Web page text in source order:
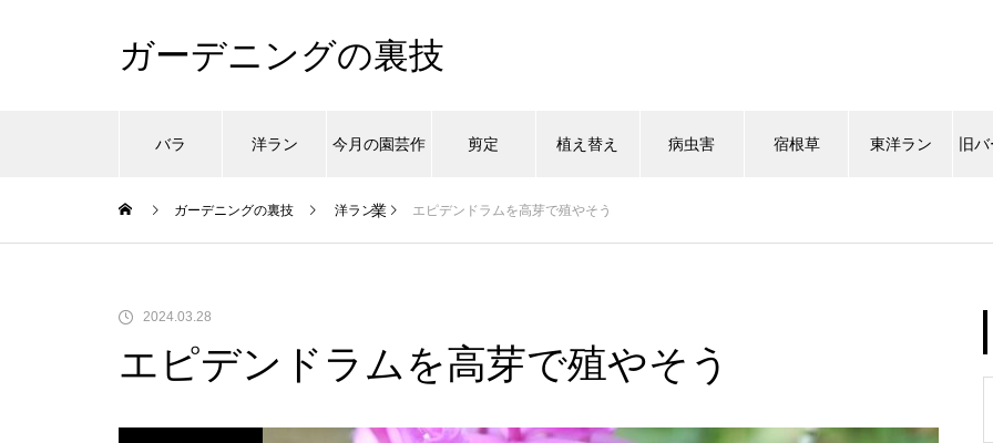
ガーデニングの裏技
バラ 洋ラン 今月の園芸作
業
剪定 植え替え 病虫害 宿根草 東洋ラン 旧
ガーデニングの裏技 洋ラン エピデンドラムを高芽で殖やそう
2024.03.28
エピデンドラムを高芽で殖やそう